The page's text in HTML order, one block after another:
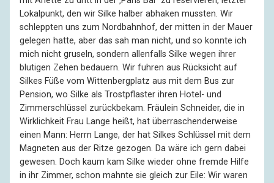
Lokalpunkt, den wir Silke halber abhaken mussten. Wir
schleppten uns zum Nordbahnhof, der mitten in der Mauer
gelegen hatte, aber das sah man nicht, und so konnte ich
mich nicht gruseln, sondern allenfalls Silke wegen ihrer
blutigen Zehen bedauern. Wir fuhren aus Rücksicht auf
Silkes Füße vom Wittenbergplatz aus mit dem Bus zur
Pension, wo Silke als Trostpflaster ihren Hotel- und
Zimmerschlüssel zurückbekam. Fräulein Schneider, die in
Wirklichkeit Frau Lange heißt, hat überraschenderweise
einen Mann: Herrn Lange, der hat Silkes Schlüssel mit dem
Magneten aus der Ritze gezogen. Da wäre ich gern dabei
gewesen. Doch kaum kam Silke wieder ohne fremde Hilfe
in ihr Zimmer, schon mahnte sie gleich zur Eile: Wir waren